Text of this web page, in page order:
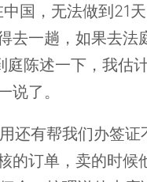
国，无法做到21
去一趟，如果去法
陈述一下，我估
说了。
还有帮我们办签
订单，卖的时候